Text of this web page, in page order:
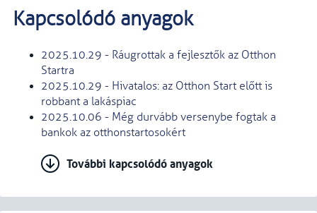
Kapcsolódó anyagok
2025.10.29 - Ráugrottak a fejlesztők az Otthon
Startra
2025.10.29 - Hivatalos: az Otthon Start előtt is
robbant a lakáspiac
2025.10.06 - Még durvább versenybe fogtak a
bankok az otthonstartosokért
További kapcsolódó anyagok